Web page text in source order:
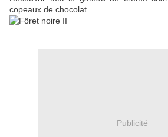
copeaux de chocolat.
Publicité